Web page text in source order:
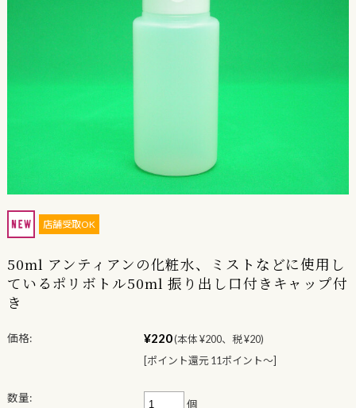
店舗受取OK
50ml アンティアンの化粧水、ミストなどに使用し
ているポリボトル50ml 振り出し口付きキャップ付
き
価格: ¥220(本体 ¥200、税 ¥20)
[ポイント還元 11ポイント〜]
数量:
個